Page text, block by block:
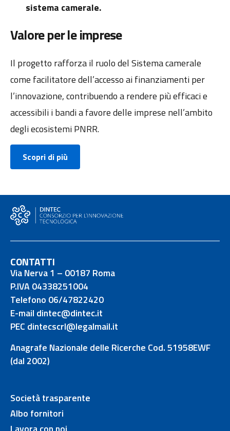
sistema camerale.
Valore per le imprese
Il progetto rafforza il ruolo del Sistema camerale
come facilitatore dell’accesso ai finanziamenti per
l’innovazione, contribuendo a rendere più efficaci e
accessibili i bandi a favore delle imprese nell’ambito
degli ecosistemi PNRR.
Scopri di più
CONTATTI
Via Nerva 1 – 00187 Roma
P.IVA 04338251004
Telefono 06/47822420
E-mail dintec@dintec.it
PEC dintecscrl@legalmail.it
Anagrafe Nazionale delle Ricerche Cod. 51958EWF
(dal 2002)
Società trasparente
Albo fornitori